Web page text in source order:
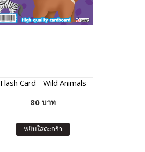
Flash Card - Wild Animals
80 บาท
หยิบใส่ตะกร้า